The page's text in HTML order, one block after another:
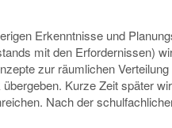
Erkenntnisse und
mit den Erfordernissen)
zur räumlichen
Kurze Zeit später
Nach der